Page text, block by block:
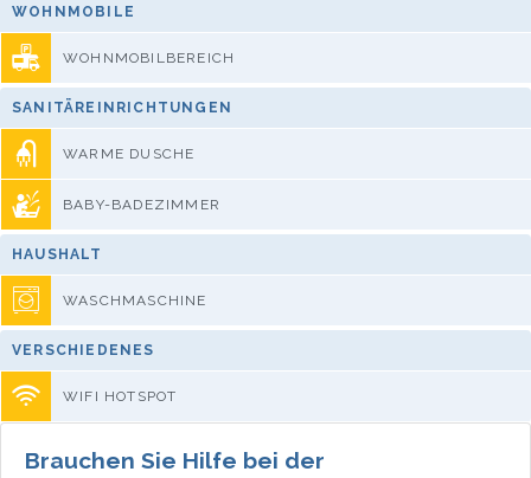
WOHNMOBILE
WOHNMOBILBEREICH
SANITÄREINRICHTUNGEN
WARME DUSCHE
BABY-BADEZIMMER
HAUSHALT
WASCHMASCHINE
VERSCHIEDENES
WIFI HOTSPOT
Brauchen Sie Hilfe bei der